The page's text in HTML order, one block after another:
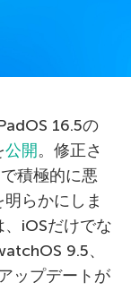
16.5の
公開。修正さ
積極的に悪
らかにしま
iOSだけでな
9.5、
ップデートが